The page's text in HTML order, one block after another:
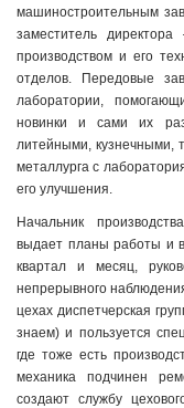
машиностроительным
заместитель
производством и его
отделов. Передовые
лаборатории,
новинки и сами их
литейными, кузнечными,
металлурга с
его улучшения.
Начальник
выдает планы работы и
квартал и месяц,
непрерывного
цехах диспетчерская
знаем) и пользуется
где тоже есть
механика подчинен
создают службу